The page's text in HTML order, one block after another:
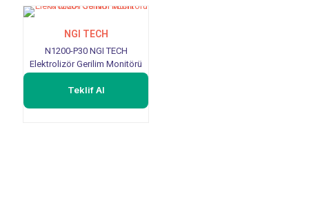
NGI TECH
N1200-P30 NGI TECH
Elektrolizör Gerilim Monitörü
Teklif Al